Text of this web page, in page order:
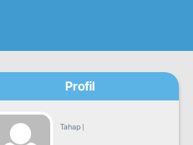
Profil
Tahap |